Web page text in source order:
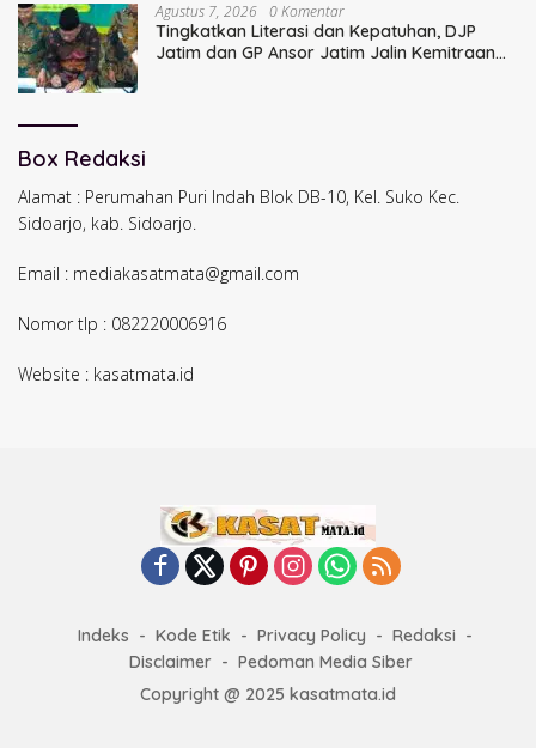
Agustus 7, 2026 0 Komentar
Tingkatkan Literasi dan Kepatuhan, DJP
Jatim dan GP Ansor Jatim Jalin Kemitraan
Box Redaksi
Alamat : Perumahan Puri Indah Blok DB-10, Kel. Suko Kec.
Sidoarjo, kab. Sidoarjo.
Email : mediakasatmata@gmail.com
Nomor tlp : 082220006916
Website : kasatmata.id
Indeks Kode Etik Privacy Policy
Redaksi
Disclaimer
Pedoman Media Siber
Copyright @ 2025 kasatmata.id